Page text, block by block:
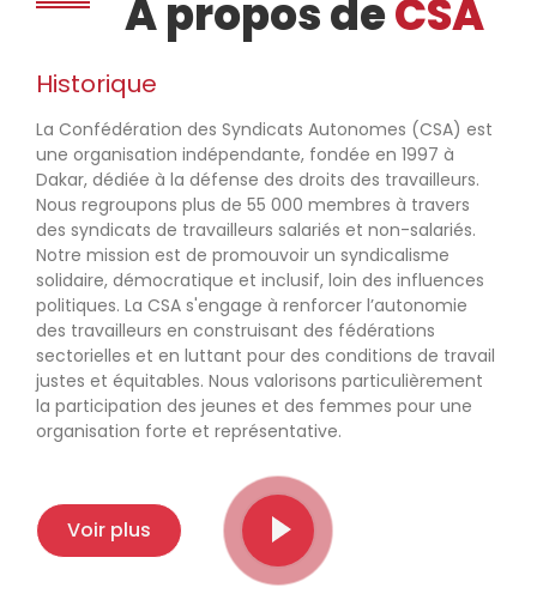
A propos deCSA
Historique
La Confédération des Syndicats Autonomes (CSA) est
une organisation indépendante, fondée en 1997 à
Dakar, dédiée à la défense des droits des travailleurs.
Nous regroupons plus de 55 000 membres à travers
des syndicats de travailleurs salariés et non-salariés.
Notre mission est de promouvoir un syndicalisme
solidaire, démocratique et inclusif, loin des influences
politiques. La CSA s'engage à renforcer l’autonomie
des travailleurs en construisant des fédérations
sectorielles et en luttant pour des conditions de travail
justes et équitables. Nous valorisons particulièrement
la participation des jeunes et des femmes pour une
organisation forte et représentative.
Voir plus